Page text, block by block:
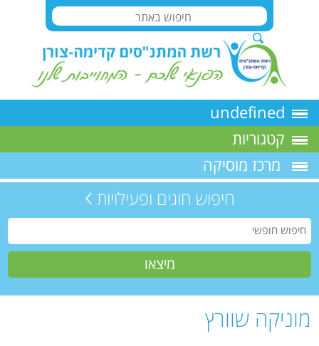
undefined
קטגוריות
מרכז מוסיקה
חיפוש חוגים ופעילויות
מוניקה שוורץ